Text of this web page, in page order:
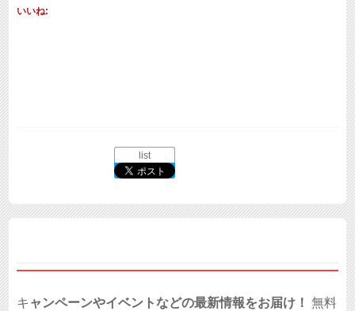
いいね:
list
キ ャンペーンやイベントなどの最新情報をお届け！ 無料